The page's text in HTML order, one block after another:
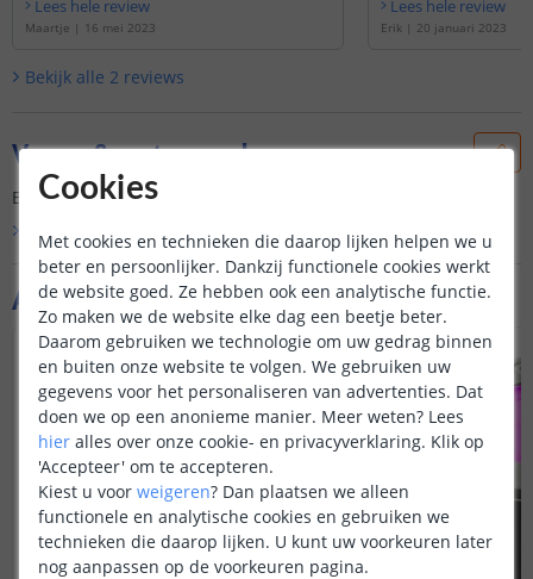
Aanvullende producten
Lees hele review
Maartje | 16 mei 2023
Lees hele review
Erik | 20 januari 2023
Bekijk alle 2 reviews
Vraag & antwoord
Er is nog geen vraag gesteld over dit product.
Bekijk alle Vraag & antwoord
Cookies
Met cookies en technieken die daarop lijken helpen we u
beter en persoonlijker. Dankzij functionele cookies werkt
de website goed. Ze hebben ook een analytische functie.
Zo maken we de website elke dag een beetje beter.
Daarom gebruiken we technologie om uw gedrag binnen
en buiten onze website te volgen. We gebruiken uw
gegevens voor het personaliseren van advertenties. Dat
doen we op een anonieme manier. Meer weten? Lees
hier alles over onze cookie- en privacyverklaring. Klik op
'Accepteer' om te accepteren.
Kiest u voor weigeren? Dan plaatsen we alleen
functionele en analytische cookies en gebruiken we
technieken die daarop lijken. U kunt uw voorkeuren later
nog aanpassen op de voorkeuren pagina.